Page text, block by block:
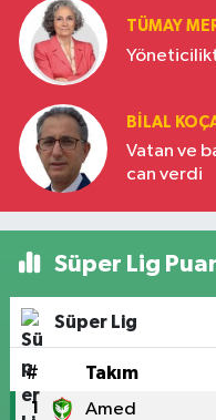
TÜMAY
BILAL
Vatan ve
can verdi
Süper Lig
Süper Lig
# Takım
1 Amed